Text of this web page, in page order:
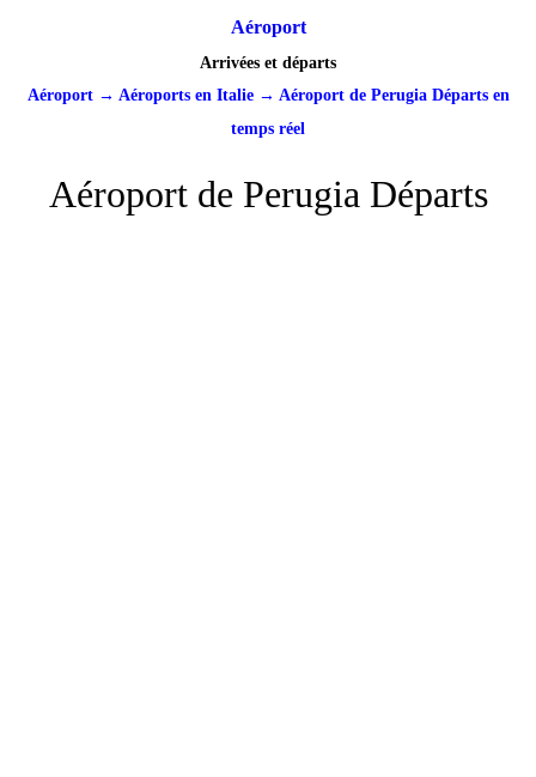
Aéroport
Arrivées et départs
Aéroport→ Aéroports en Italie→ Aéroport de Perugia Départs en
temps réel
Aéroport de Perugia Départs